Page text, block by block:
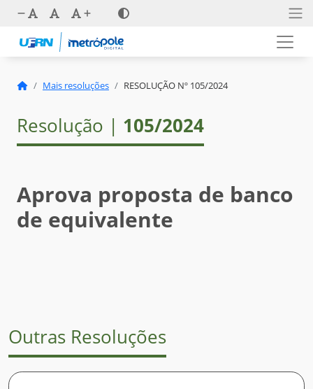
Mais resoluções RESOLUÇÃO Nº 105/2024
Resolução | 105/2024
Aprova proposta de banco
de equivalente
Outras Resoluções